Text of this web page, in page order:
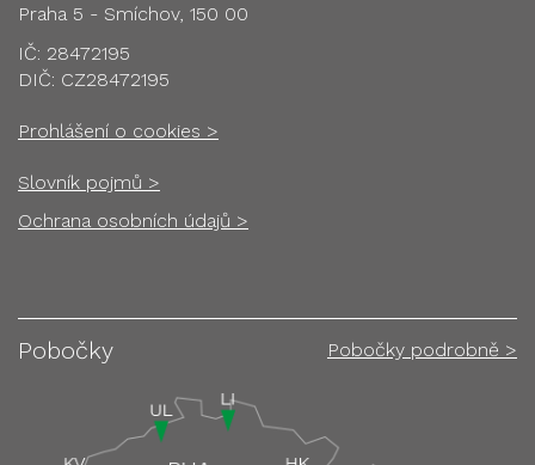
Praha 5 - Smíchov, 150 00
IČ: 28472195
DIČ: CZ28472195
Prohlášení o cookies >
Slovník pojmů >
Ochrana osobních údajů >
Pobočky Pobočky podrobně >